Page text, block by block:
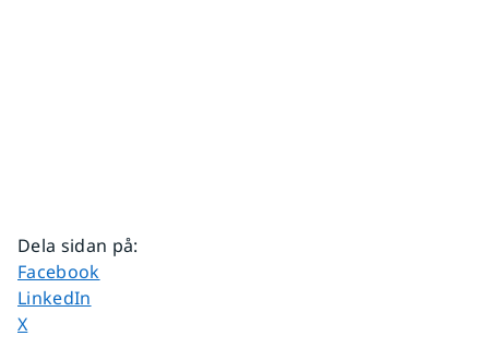
Dela sidan på:
Dela sidan på
Facebook
Dela sidan på
LinkedIn
Dela sidan på
X